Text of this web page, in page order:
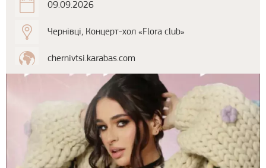
09.09.2026
Чернівці, Концерт-хол «Flora club»
chernivtsi.karabas.com